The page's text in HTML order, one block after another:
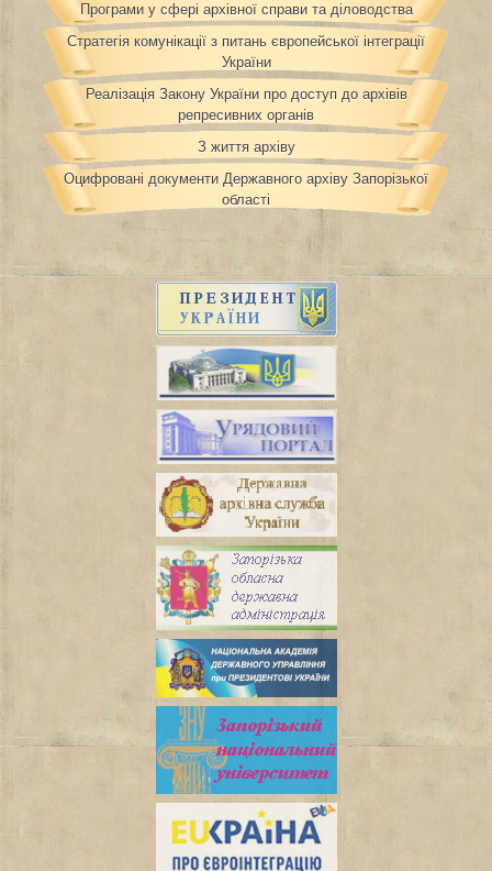
Програми у сфері архівної справи та діловодства
Стратегія комунікації з питань європейської інтеграції
України
Реалізація Закону України про доступ до архівів
репресивних органів
З життя архіву
Оцифровані документи Державного архіву Запорізької
області